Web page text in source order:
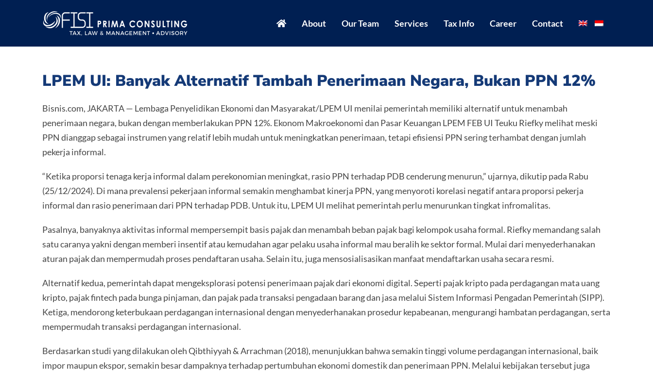
About Our Team Services Tax Info Career Contact
LPEM UI: Banyak Alternatif Tambah Penerimaan Negara, Bukan PPN 12%
Bisnis.com, JAKARTA — Lembaga Penyelidikan Ekonomi dan Masyarakat/LPEM UI menilai pemerintah memiliki alternatif untuk menambah
penerimaan negara, bukan dengan memberlakukan PPN 12%. Ekonom Makroekonomi dan Pasar Keuangan LPEM FEB UI Teuku Riefky melihat meski
PPN dianggap sebagai instrumen yang relatif lebih mudah untuk meningkatkan penerimaan, tetapi efisiensi PPN sering terhambat dengan jumlah
pekerja informal.
“Ketika proporsi tenaga kerja informal dalam perekonomian meningkat, rasio PPN terhadap PDB cenderung menurun,” ujarnya, dikutip pada Rabu
(25/12/2024). Di mana prevalensi pekerjaan informal semakin menghambat kinerja PPN, yang menyoroti korelasi negatif antara proporsi pekerja
informal dan rasio penerimaan dari PPN terhadap PDB. Untuk itu, LPEM UI melihat pemerintah perlu menurunkan tingkat infromalitas.
Pasalnya, banyaknya aktivitas informal mempersempit basis pajak dan menambah beban pajak bagi kelompok usaha formal. Riefky memandang salah
satu caranya yakni dengan memberi insentif atau kemudahan agar pelaku usaha informal mau beralih ke sektor formal. Mulai dari menyederhanakan
aturan pajak dan mempermudah proses pendaftaran usaha. Selain itu, juga mensosialisasikan manfaat mendaftarkan usaha secara resmi.
Alternatif kedua, pemerintah dapat mengeksplorasi potensi penerimaan pajak dari ekonomi digital. Seperti pajak kripto pada perdagangan mata uang
kripto, pajak fintech pada bunga pinjaman, dan pajak pada transaksi pengadaan barang dan jasa melalui Sistem Informasi Pengadan Pemerintah (SIPP).
Ketiga, mendorong keterbukaan perdagangan internasional dengan menyederhanakan prosedur kepabeanan, mengurangi hambatan perdagangan, serta
mempermudah transaksi perdagangan internasional.
Berdasarkan studi yang dilakukan oleh Qibthiyyah & Arrachman (2018), menunjukkan bahwa semakin tinggi volume perdagangan internasional, baik
impor maupun ekspor, semakin besar dampaknya terhadap pertumbuhan ekonomi domestik dan penerimaan PPN. Melalui kebijakan tersebut juga